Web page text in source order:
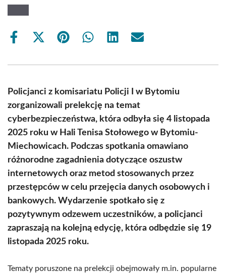
Share
Share
(Twitter)
Share Share Share Share
Policjanci z komisariatu Policji I w Bytomiu
zorganizowali prelekcję na temat
cyberbezpieczeństwa, która odbyła się 4 listopada
2025 roku w Hali Tenisa Stołowego w Bytomiu-
Miechowicach. Podczas spotkania omawiano
różnorodne zagadnienia dotyczące oszustw
internetowych oraz metod stosowanych przez
przestępców w celu przejęcia danych osobowych i
bankowych. Wydarzenie spotkało się z
pozytywnym odzewem uczestników, a policjanci
zapraszają na kolejną edycję, która odbędzie się 19
listopada 2025 roku.
Tematy poruszone na prelekcji obejmowały m.in. popularne